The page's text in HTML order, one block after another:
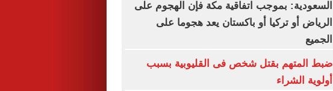
السعودية: بموجب اتفاقية مكة فإن الهجوم على
الرياض أو تركيا أو باكستان يعد هجوما على
الجميع
ضبط المتهم بقتل شخص فى القليوبية بسبب
أولوية الشراء